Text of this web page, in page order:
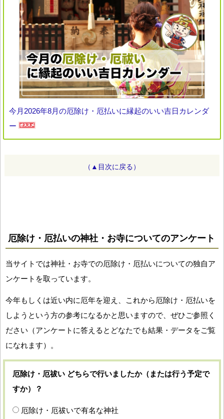
今月2026年8月の厄除け・厄払いに縁起のいい吉日カレンダ
ー
（▲目次に戻る）
厄除け・厄払いの神社・お寺についてのアンケート
当サイトでは神社・お寺での厄除け・厄払いについての独自ア
ンケートを取っています。
今年もしくは近い内に厄年を迎え、これから厄除け・厄払いを
しようという方の参考になるかと思いますので、ぜひご参照く
ださい（アンケートに答えるとどなたでも結果・データをご覧
になれます）。
厄除け・厄祓い どちらで行いましたか（または行う予定で
すか）？
厄除け・厄祓いで有名な神社